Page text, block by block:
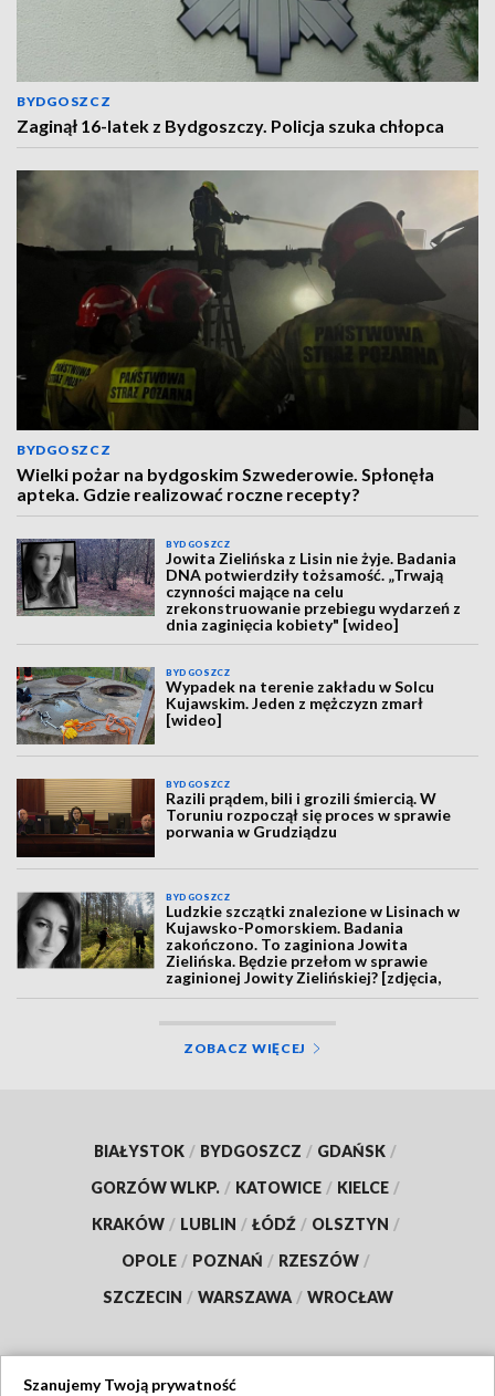
BYDGOSZCZ
Zaginął 16-latek z Bydgoszczy. Policja szuka chłopca
BYDGOSZCZ
Wielki pożar na bydgoskim Szwederowie. Spłonęła
apteka. Gdzie realizować roczne recepty?
BYDGOSZCZ
Jowita Zielińska z Lisin nie żyje. Badania
DNA potwierdziły tożsamość. „Trwają
czynności mające na celu
zrekonstruowanie przebiegu wydarzeń z
dnia zaginięcia kobiety" [wideo]
BYDGOSZCZ
Wypadek na terenie zakładu w Solcu
Kujawskim. Jeden z mężczyzn zmarł
[wideo]
BYDGOSZCZ
Razili prądem, bili i grozili śmiercią. W
Toruniu rozpoczął się proces w sprawie
porwania w Grudziądzu
BYDGOSZCZ
Ludzkie szczątki znalezione w Lisinach w
Kujawsko-Pomorskiem. Badania
zakończono. To zaginiona Jowita
Zielińska. Będzie przełom w sprawie
zaginionej Jowity Zielińskiej? [zdjęcia,
wideo, aktualizacja]
ZOBACZ WIĘCEJ
BIAŁYSTOK / BYDGOSZCZ / GDAŃSK /
GORZÓW WLKP. / KATOWICE / KIELCE /
KRAKÓW / LUBLIN / ŁÓDŹ / OLSZTYN /
OPOLE / POZNAŃ / RZESZÓW /
SZCZECIN / WARSZAWA / WROCŁAW
Szanujemy Twoją prywatność